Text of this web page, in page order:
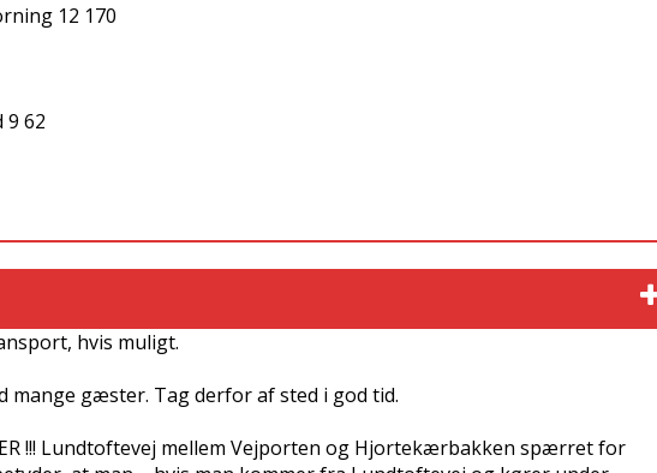
12 170
9 62
hvis muligt.
gæster. Tag derfor af sted i god tid.
!!! Lundtoftevej mellem Vejporten og Hjortekærbakken spærret for